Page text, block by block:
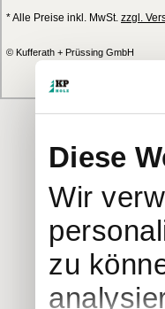
Diese
Wir
zu
* Alle Preise inkl. MwSt. zzgl.
© Kufferath + Prüssing GmbH